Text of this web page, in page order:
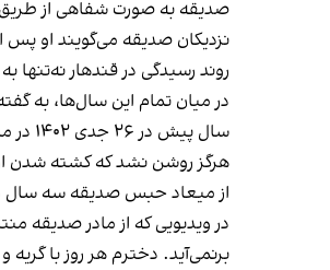
صدیقه به صورت شفاهی از
نزدیکان صدیقه می‌گویند او پس
روند رسیدگی در قندهار نه‌تنها
در میان تمام این سال‌ها، به
سال پیش در ۲۶ جدی ۱۴۰۲ در منطقه درب عراق شهر هرات، در یک رویداد مشکوک کشته شد.
هرگز روشن نشد که کشته شدن او
از میعاد حبس صدیقه سه سال
در ویدیویی که از مادر صدیقه
برنمی‌آید. دخترم هر روز با گریه